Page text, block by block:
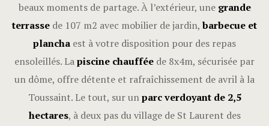
beaux moments de partage. À l’extérieur, une grande
terrasse de 107 m2 avec mobilier de jardin, barbecue et
plancha est à votre disposition pour des repas
ensoleillés. Lapiscine chauffée de 8x4m, sécurisée par
un dôme, offre détente et rafraîchissement de avril à la
Toussaint. Le tout, sur unparc verdoyant de 2,5
hectares, à deux pas du village de St Laurent des